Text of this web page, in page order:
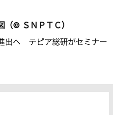
（© ＳＮＰＴＣ）